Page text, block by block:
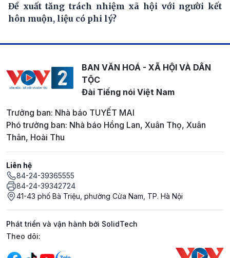
Đề xuất tăng trách nhiệm xã hội với người kết
hôn muộn, liệu có phi lý?
BAN VĂN HOÁ - XÃ HỘI VÀ DÂN
TỘC
Đài Tiếng nói Việt Nam
Trưởng ban: Nhà báo TUYẾT MAI
Phó trưởng ban: Nhà báo Hồng Lan, Xuân Thọ, Xuân
Thân, Hoài Thu
Liên hệ
84-24-39365555
84-24-39342724
41-43 phố Bà Triệu, phường Cửa Nam, TP. Hà Nội
Phát triển và vận hành bởi SolidTech
Mạng xã hội
Theo dõi: